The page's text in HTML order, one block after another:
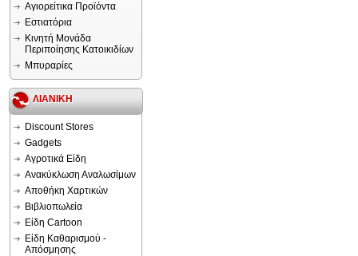
Αγιορείτικα Προϊόντα
Εστιατόρια
Κινητή Μονάδα
Περιποίησης Κατοικιδίων
Μπυραρίες
ΛΙΑΝΙΚΗ
Discount Stores
Gadgets
Αγροτικά Είδη
Ανακύκλωση Αναλωσίμων
Αποθήκη Χαρτικών
Βιβλιοπωλεία
Είδη Cartoon
Είδη Καθαρισμού -
Απόσμησης